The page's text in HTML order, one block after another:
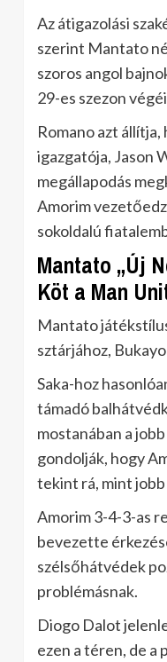
Az átigazolási
szerint Mantato
szoros angol
29-es szezon
Romano azt
igazgatója, Jason
megállapodás
Amorim
sokoldalú
Mantato „Új
Köt a Man
Mantato
sztárjához,
Saka-hoz
támadó
mostanában a
gondolják, hogy
tekint rá, mint
Amorim 3-4-3-as
bevezette
szélsőhátvédek
problémásnak.
Diogo Dalot
ezen a téren, de